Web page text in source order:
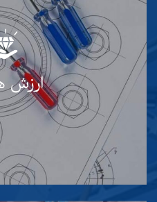
ضمن تعهد و پایبندی
الزامات، اعتقاد دارد که
با ارزشترین سرمایه
وظیفه خود خواهند
انتظارات کارفرمایان
جهت رسیدن به اهداف
ارزش